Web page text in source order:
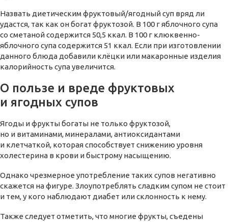
Назвать диетическим фруктовый/ягодный суп вряд ли
удастся, так как он богат фруктозой. В 100 г яблочного супа
со сметаной содержится 50,5 ккал. В 100 г клюквенно-
яблочного супа содержится 51 ккал. Если при изготовлении
данного блюда добавили клёцки или макаронные изделия
калорийность супа увеличится.
О пользе и вреде фруктовых
и ягодных супов
Ягоды и фрукты богаты не только фруктозой,
но и витаминами, минералами, антиоксидантами
и клетчаткой, которая способствует снижению уровня
холестерина в крови и быстрому насыщению.
Однако чрезмерное употребление таких супов негативно
скажется на фигуре. Злоупотреблять сладким супом не стоит
и тем, у кого наблюдают диабет или склонность к нему.
Также следует отметить, что многие фрукты, съедены